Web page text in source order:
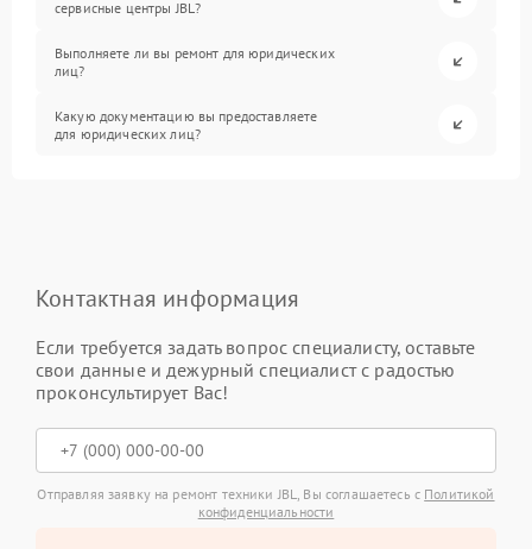
сервисные центры JBL?
Выполняете ли вы ремонт для юридических
лиц?
Какую документацию вы предоставляете
для юридических лиц?
Контактная информация
Если требуется задать вопрос специалисту, оставьте
свои данные и дежурный специалист с радостью
проконсультирует Вас!
Отправляя заявку на ремонт техники JBL, Вы соглашаетесь с Политикой
конфиденциальности